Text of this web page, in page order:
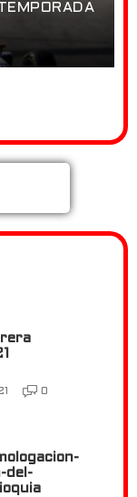
0
del-